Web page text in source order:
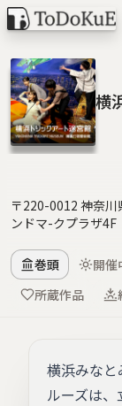
横
〒220-0012 神奈
ンドマ-クプラザ4F
巻頭 開催
所蔵作品
横浜みな
ルーズは